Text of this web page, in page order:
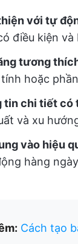
với tự
điều kiện
tương
hoặc
tin chi tiết có
và xu
vào hiệu
hàng
Cách tạo